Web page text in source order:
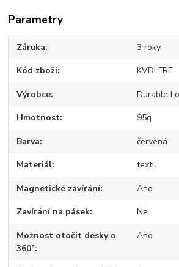
Parametry
Záruka 3 roky
Kód zboží KVDLFRE
Výrobce Durable
Hmotnost 95g
Barva červená
Materiál textil
Magnetické zavírání Ano
Zavírání na pásek Ne
Možnost otočit desky o
360°
Ano